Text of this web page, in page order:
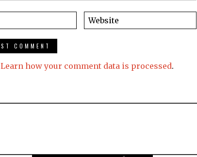
Learn how your comment data is processed.